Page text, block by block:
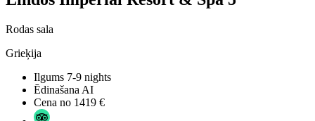
Rodas sala
Grieķija
Ilgums 7-9 nights
Ēdinašana AI
Cena no 1419 €